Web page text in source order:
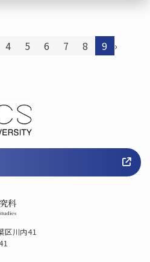
4 5 6 7 8 9 ›
科
区川内41